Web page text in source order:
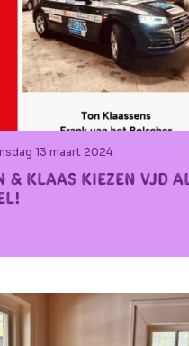
13 maart 2024
& Klaas kiezen VJD